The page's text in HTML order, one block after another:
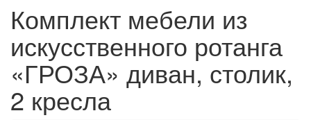
Комплект мебели из
искусственного ротанга
«ГРОЗА» диван, столик,
2 кресла